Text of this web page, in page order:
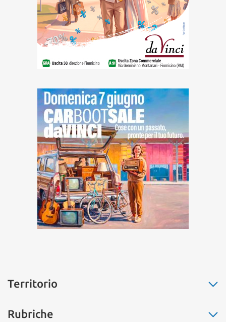
Territorio
Ostia
Rubriche